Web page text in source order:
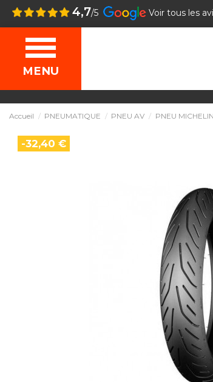
4,7/5 Voir tous les
MENU
Accueil PNEUMATIQUE PNEU AV PNEU
-32,40 €